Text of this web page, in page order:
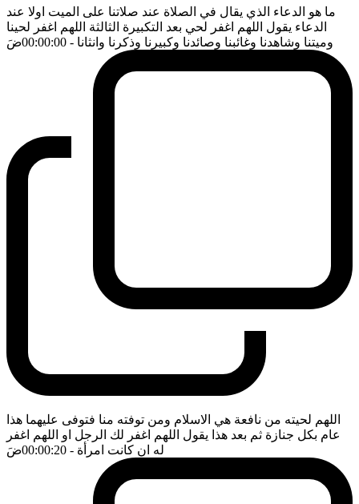
ما هو الدعاء الذي يقال في الصلاة عند صلاتنا على الميت اولا عند
الدعاء يقول اللهم اغفر لحي بعد التكبيرة الثالثة اللهم اغفر لحينا
وميتنا وشاهدنا وغائبنا وصائدنا وكبيرنا وذكرنا وانثانا - 00:00:00 ضَ
اللهم لحيته من نافعة هي الاسلام ومن توفته منا فتوفى عليهما هذا
عام بكل جنازة ثم بعد هذا يقول اللهم اغفر لك الرجل او اللهم اغفر
له ان كانت امرأة - 00:00:20 ضَ